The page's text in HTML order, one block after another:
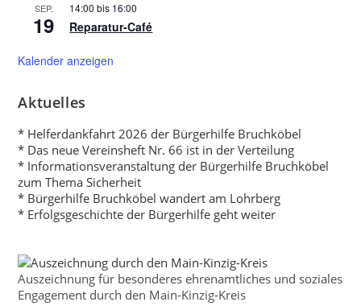
SEP.
19
14:00 bis 16:00
Reparatur-Café
Kalender anzeigen
Aktuelles
* Helferdankfahrt 2026 der Bürgerhilfe Bruchköbel
* Das neue Vereinsheft Nr. 66 ist in der Verteilung
* Informationsveranstaltung der Bürgerhilfe Bruchköbel
zum Thema Sicherheit
* Bürgerhilfe Bruchköbel wandert am Lohrberg
* Erfolgsgeschichte der Bürgerhilfe geht weiter
Auszeichnung für besonderes ehrenamtliches und soziales
Engagement durch den Main-Kinzig-Kreis